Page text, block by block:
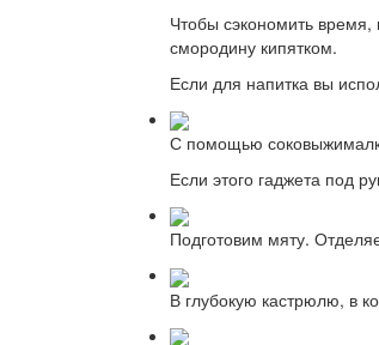
Чтобы сэкономить
смородину кипятком.
Если для напитка вы
С помощью
Если этого гаджета под
Подготовим мяту.
В глубокую кастрюлю, в